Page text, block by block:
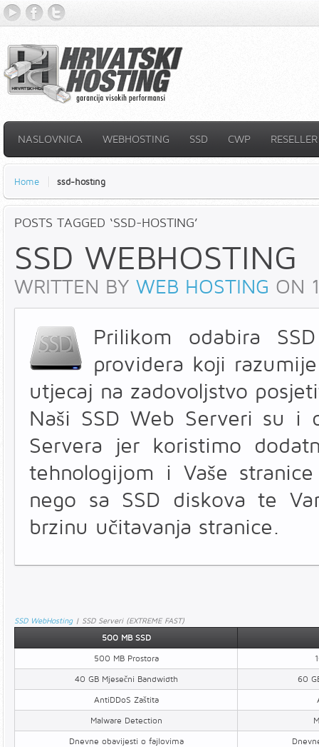
YouTubeFacebook
NASLOVNICA WEBHOSTING SSD CWP RESELLER
Home ssd-hosting
POSTS TAGGED ‘SSD-HOSTING’
SSD WEBHOSTING
WRITTEN BY WEB HOSTING ON
Prilikom odabira
providera koji
utjecaj na zadovoljstvo
Naši SSD Web Serveri su
Servera jer koristimo
tehnologijom i Vaše
nego sa SSD diskova te
brzinu učitavanja stranice.
SSD WebHosting| SSD Serveri (EXTREME FAST)
500 MB SSD
500 MB Prostora
40 GB Mjesečni Bandwidth
60
AntiDDoS Zaštita
Malware Detection
Dnevne obavijesti o fajlovima